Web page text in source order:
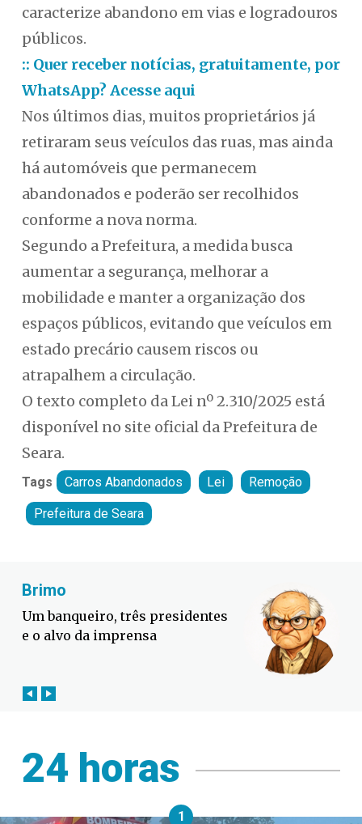
caracterize abandono em vias e logradouros
públicos.
:: Quer receber notícias, gratuitamente, por
WhatsApp? Acesse aqui
Nos últimos dias, muitos proprietários já
retiraram seus veículos das ruas, mas ainda
há automóveis que permanecem
abandonados e poderão ser recolhidos
conforme a nova norma.
Segundo a Prefeitura, a medida busca
aumentar a segurança, melhorar a
mobilidade e manter a organização dos
espaços públicos, evitando que veículos em
estado precário causem riscos ou
atrapalhem a circulação.
O texto completo da Lei nº 2.310/2025 está
disponível no site oficial da Prefeitura de
Seara.
Tags Carros Abandonados Lei Remoção
Prefeitura de Seara
Fabiano Bordignon
Defesa Civil lança campanha
contra o El Niño em SC
24 horas
1